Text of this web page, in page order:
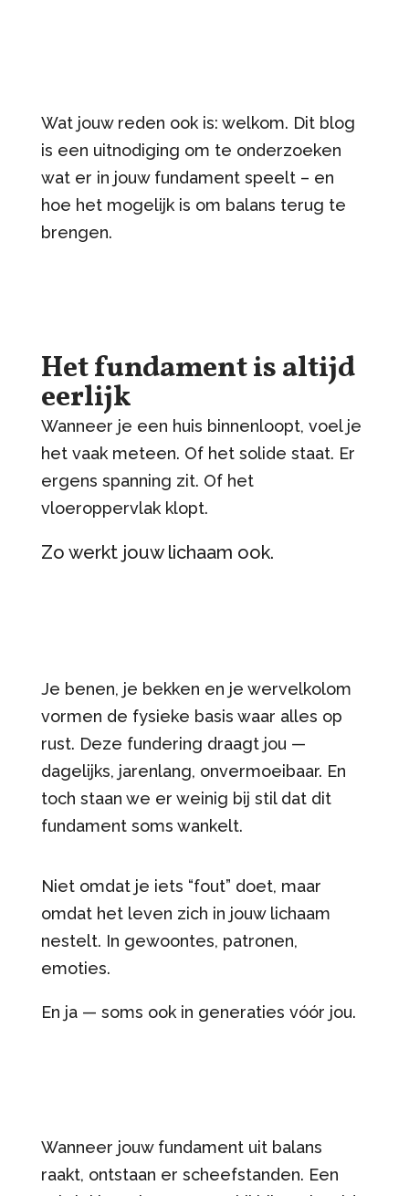
Wat jouw reden ook is: welkom. Dit blog
is een uitnodiging om te onderzoeken
wat er in jouw fundament speelt – en
hoe het mogelijk is om balans terug te
brengen.
Het fundament is altijd
eerlijk
Wanneer je een huis binnenloopt, voel je
het vaak meteen. Of het solide staat. Er
ergens spanning zit. Of het
vloeroppervlak klopt.
Zo werkt jouw lichaam ook.
Je benen, je bekken en je wervelkolom
vormen de fysieke basis waar alles op
rust. Deze fundering draagt jou —
dagelijks, jarenlang, onvermoeibaar. En
toch staan we er weinig bij stil dat dit
fundament soms wankelt.
Niet omdat je iets “fout” doet, maar
omdat het leven zich in jouw lichaam
nestelt. In gewoontes, patronen,
emoties.
En ja — soms ook in generaties vóór jou.
Wanneer jouw fundament uit balans
raakt, ontstaan er scheefstanden. Een